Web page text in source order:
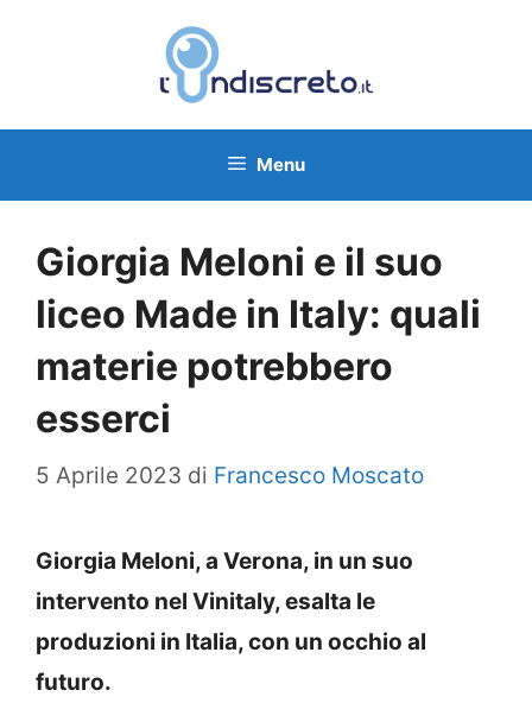
Menu
Giorgia Meloni e il suo
liceo Made in Italy: quali
materie potrebbero
esserci
5 Aprile 2023 di Francesco Moscato
Giorgia Meloni, a Verona, in un suo
intervento nel Vinitaly, esalta le
produzioni in Italia, con un occhio al
futuro.